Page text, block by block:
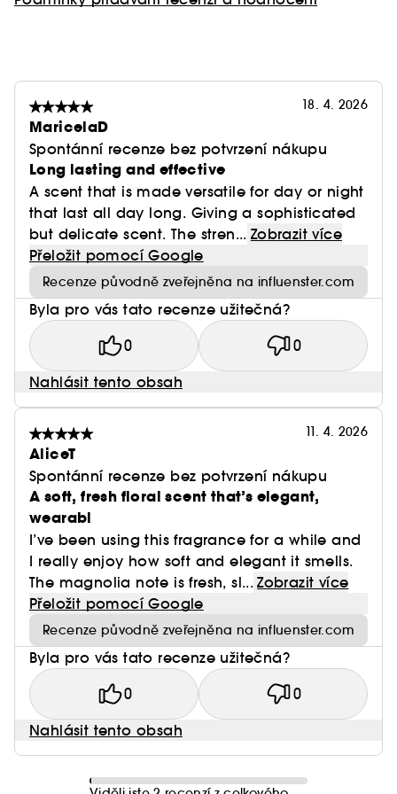
18. 4. 2026
MaricelaD
Spontánní recenze bez potvrzení nákupu
Long lasting and effective
A scent that is made versatile for day or night
that last all day long. Giving a sophisticated
but delicate scent. The stren... Zobrazit více
Přeložit pomocí Google
Recenze původně zveřejněna na influenster.com
Byla pro vás tato recenze užitečná?
0 0
Nahlásit tento obsah
11. 4. 2026
AliceT
Spontánní recenze bez potvrzení nákupu
A soft, fresh floral scent that’s elegant,
wearabl
I’ve been using this fragrance for a while and
I really enjoy how soft and elegant it smells.
The magnolia note is fresh, sl... Zobrazit více
Přeložit pomocí Google
Recenze původně zveřejněna na influenster.com
Byla pro vás tato recenze užitečná?
0 0
Nahlásit tento obsah